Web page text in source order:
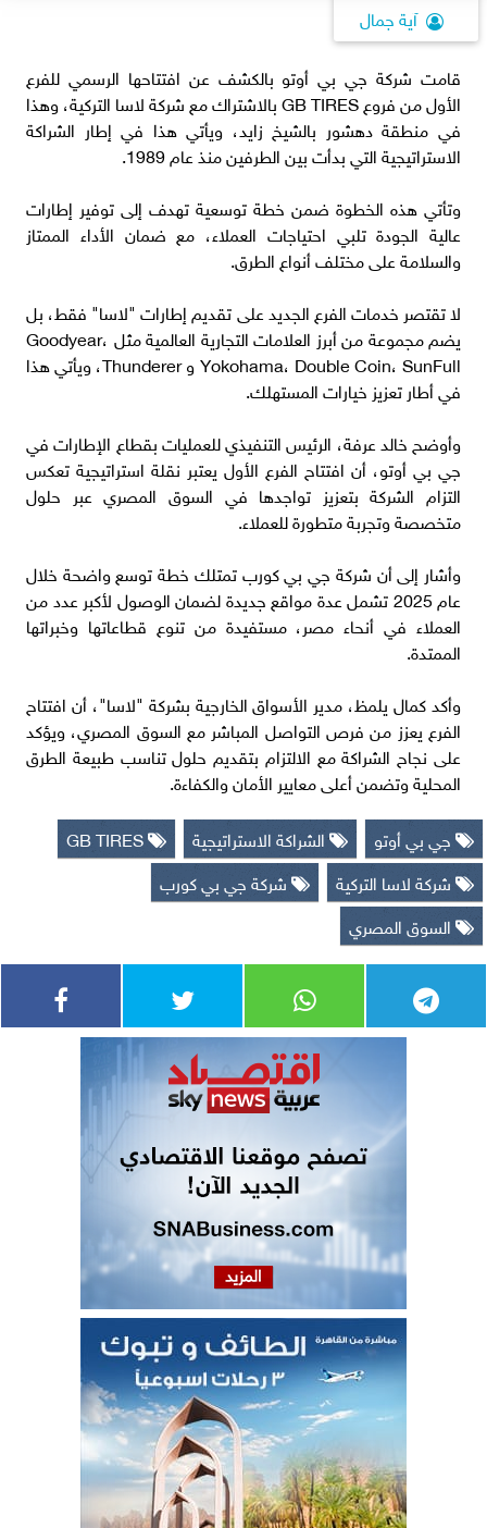
آية جمال
قامت شركة جي بي أوتو بالكشف عن افتتاحها الرسمي للفرع
الأول من فروع GB TIRES بالاشتراك مع شركة لاسا التركية، وهذا
في منطقة دهشور بالشيخ زايد، ويأتي هذا في إطار الشراكة
الاستراتيجية التي بدأت بين الطرفين منذ عام 1989.
وتأتي هذه الخطوة ضمن خطة توسعية تهدف إلى توفير إطارات
عالية الجودة تلبي احتياجات العملاء، مع ضمان الأداء الممتاز
والسلامة على مختلف أنواع الطرق.
لا تقتصر خدمات الفرع الجديد على تقديم إطارات "لاسا" فقط، بل
يضم مجموعة من أبرز العلامات التجارية العالمية مثل Goodyear،
Yokohama، Double Coin، SunFull و Thunderer، ويأتي هذا
في أطار تعزيز خيارات المستهلك.
وأوضح خالد عرفة، الرئيس التنفيذي للعمليات بقطاع الإطارات في
جي بي أوتو، أن افتتاح الفرع الأول يعتبر نقلة استراتيجية تعكس
التزام الشركة بتعزيز تواجدها في السوق المصري عبر حلول
متخصصة وتجربة متطورة للعملاء.
وأشار إلى أن شركة جي بي كورب تمتلك خطة توسع واضحة خلال
عام 2025 تشمل عدة مواقع جديدة لضمان الوصول لأكبر عدد من
العملاء في أنحاء مصر، مستفيدة من تنوع قطاعاتها وخبراتها
الممتدة.
وأكد كمال يلمظ، مدير الأسواق الخارجية بشركة "لاسا"، أن افتتاح
الفرع يعزز من فرص التواصل المباشر مع السوق المصري، ويؤكد
على نجاح الشراكة مع الالتزام بتقديم حلول تناسب طبيعة الطرق
المحلية وتضمن أعلى معايير الأمان والكفاءة.
جي بي أوتو
الشراكة الاستراتيجية
شركة لاسا التركية
شركة جي بي كورب
السوق المصري